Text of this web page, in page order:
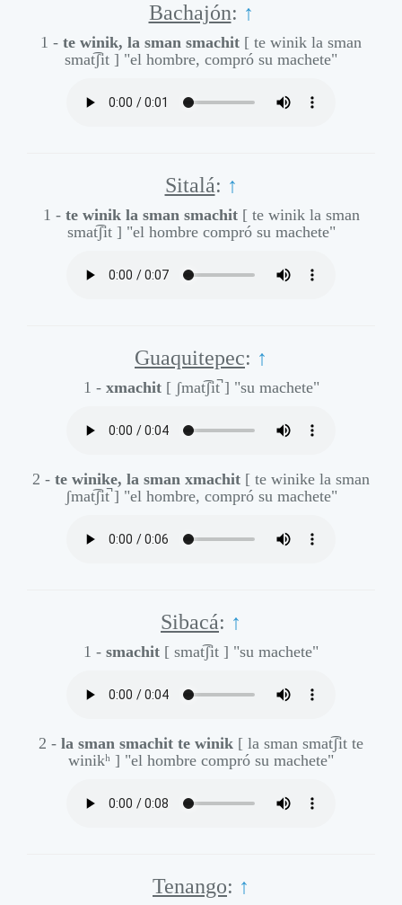
Bachajón: ↑
1 - te winik, la sman smachit [ te winik la sman
smat͡ʃit ] "el hombre, compró su machete"
Sitalá: ↑
1 - te winik la sman smachit [ te winik la sman
smat͡ʃit ] "el hombre compró su machete"
Guaquitepec: ↑
1 - xmachit [ ʃmat͡ʃit̚ ] "su machete"
2 - te winike, la sman xmachit [ te winike la sman
ʃmat͡ʃit̚ ] "el hombre, compró su machete"
Sibacá: ↑
1 - smachit [ smat͡ʃit ] "su machete"
2 - la sman smachit te winik [ la sman smat͡ʃit te
winikʰ ] "el hombre compró su machete"
Tenango: ↑